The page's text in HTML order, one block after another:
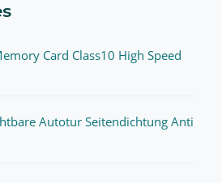
Card Class10 High Speed
Autotur Seitendichtung Anti